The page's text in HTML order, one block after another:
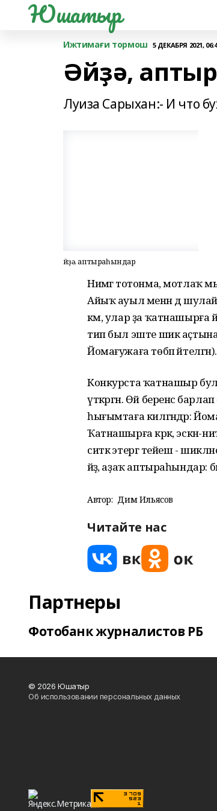
Юшатыр
Ижтимағи тормош 5 ДЕКАБРЯ 2021,
Әйҙә,
Луиза Сарыхан:- И что
Әйҙә, аптыраһындар
Нимәгә тотонма, мотлаҡ
Айыҡ ауыл менән дә
кәм, улар ҙа ҡатнашырға
тип был эште шик аҫтына
Йомағужаға төбәп әйтелгән).
Конкурста ҡатнашыр
үткәргән. Өй беренсә
һығымтаға килгәндәр:
Ҡатнашырға кәрәк,
ситкә этергә тейеш -
әйҙә, аҙаҡ
Автор: Дим Ильясов
Читайте нас
Партнеры
Фотобанк журналистов РБ
© 2026 Юшатыр
Об использовании персональных данных